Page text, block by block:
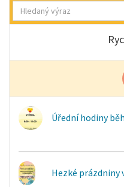
Úřední hodiny
Hezké prázdniny